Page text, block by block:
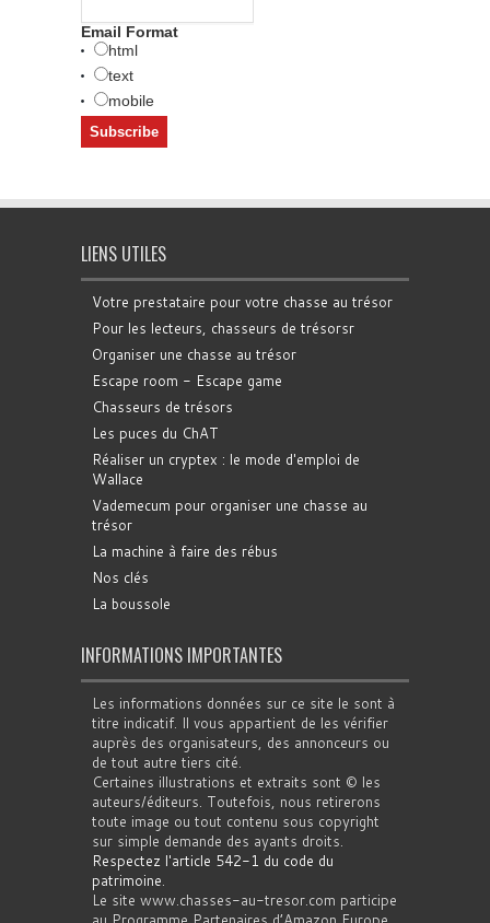
Email Format
html
text
mobile
LIENS UTILES
Votre prestataire pour votre chasse au trésor
Pour les lecteurs, chasseurs de trésorsr
Organiser une chasse au trésor
Escape room - Escape game
Chasseurs de trésors
Les puces du ChAT
Réaliser un cryptex : le mode d'emploi de
Wallace
Vademecum pour organiser une chasse au
trésor
La machine à faire des rébus
Nos clés
La boussole
INFORMATIONS IMPORTANTES
Les informations données sur ce site le sont à
titre indicatif. Il vous appartient de les vérifier
auprès des organisateurs, des annonceurs ou
de tout autre tiers cité.
Certaines illustrations et extraits sont © les
auteurs/éditeurs. Toutefois, nous retirerons
toute image ou tout contenu sous copyright
sur simple demande des ayants droits.
Respectez l'article 542-1 du code du
patrimoine.
Le site www.chasses-au-tresor.com participe